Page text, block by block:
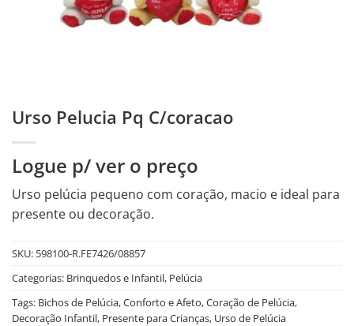
Urso Pelucia Pq C/coracao
Logue p/ ver o preço
Urso pelúcia pequeno com coração, macio e ideal para
presente ou decoração.
SKU: 598100-R.FE7426/08857
Categorias: Brinquedos e Infantil, Pelúcia
Tags: Bichos de Pelúcia,Conforto e Afeto,Coração de Pelúcia,
Decoração Infantil, Presente para Crianças, Urso de Pelúcia